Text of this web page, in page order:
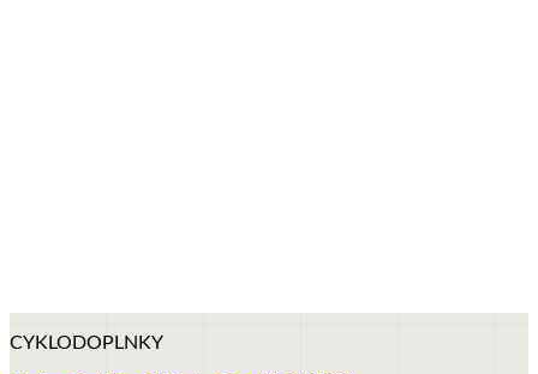
CYKLODOPLNKY